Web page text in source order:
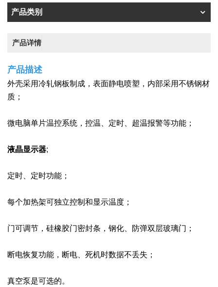
产品类别
产品详情
产品描述
外壳采用冷轧钢板制成，表面静电喷塑，内部采用不锈钢材
质；
微电脑单片温控系统，控温、定时、超温报警等功能；
液晶显示器;
定时、定时功能；
每个加热架可独立控制和显示温度；
门可调节，硅橡胶门密封条，钢化、防弹双层玻璃门；
断电恢复功能，断电、死机时数据不丢失；
真空泵是可选的。